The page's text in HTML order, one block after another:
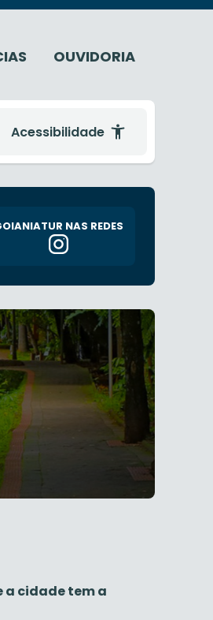
OUVIDORIA
Acessibilidade
NAS REDES
a cidade tem a